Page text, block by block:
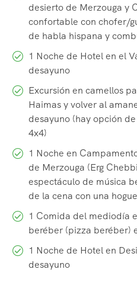
desierto de Merzouga y
confortable con chofer/
de habla hispana y
1 Noche de Hotel en el
desayuno
Excursión en camellos
Haimas y volver al
desayuno (hay opción
4x4)
1 Noche en
de Merzouga (Erg
espectáculo de música
de la cena con una
1 Comida del mediodía
beréber (pizza beréber)
1 Noche de Hotel en
desayuno